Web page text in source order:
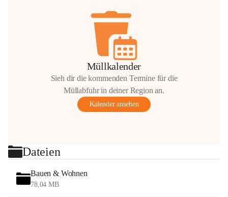
Müllkalender
Sieh dir die kommenden Termine für die
Müllabfuhr in deiner Region an.
Kalender ansehen
Dateien
Bauen & Wohnen
78,04 MB